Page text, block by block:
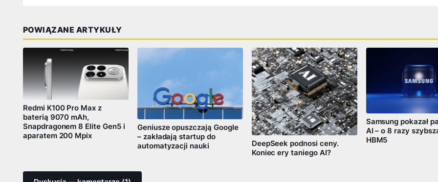
POWIĄZANE ARTYKUŁY
Redmi K100 Pro Max z
baterią 9070 mAh,
Snapdragonem 8 Elite Gen5 i
aparatem 200 Mpix
Geniusze opuszczają Google
– zakładają startup do
automatyzacji nauki
DeepSeek podnosi ceny.
Koniec ery taniego AI?
Samsung pokazał
AI – o 8 razy
HBM5